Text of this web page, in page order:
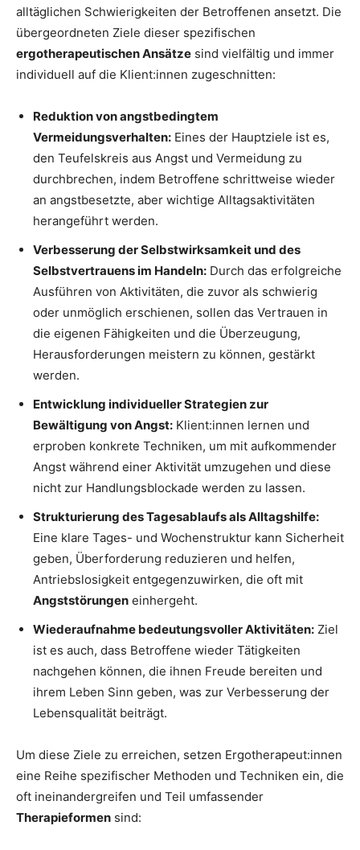
alltäglichen Schwierigkeiten der Betroffenen ansetzt. Die
übergeordneten Ziele dieser spezifischen
ergotherapeutischen Ansätze sind vielfältig und immer
individuell auf die Klient:innen zugeschnitten:
Reduktion von angstbedingtem
Vermeidungsverhalten: Eines der Hauptziele ist es,
den Teufelskreis aus Angst und Vermeidung zu
durchbrechen, indem Betroffene schrittweise wieder
an angstbesetzte, aber wichtige Alltagsaktivitäten
herangeführt werden.
Verbesserung der Selbstwirksamkeit und des
Selbstvertrauens im Handeln: Durch das erfolgreiche
Ausführen von Aktivitäten, die zuvor als schwierig
oder unmöglich erschienen, sollen das Vertrauen in
die eigenen Fähigkeiten und die Überzeugung,
Herausforderungen meistern zu können, gestärkt
werden.
Entwicklung individueller Strategien zur
Bewältigung von Angst: Klient:innen lernen und
erproben konkrete Techniken, um mit aufkommender
Angst während einer Aktivität umzugehen und diese
nicht zur Handlungsblockade werden zu lassen.
Strukturierung des Tagesablaufs als Alltagshilfe:
Eine klare Tages- und Wochenstruktur kann Sicherheit
geben, Überforderung reduzieren und helfen,
Antriebslosigkeit entgegenzuwirken, die oft mit
Angststörungen einhergeht.
Wiederaufnahme bedeutungsvoller Aktivitäten: Ziel
ist es auch, dass Betroffene wieder Tätigkeiten
nachgehen können, die ihnen Freude bereiten und
ihrem Leben Sinn geben, was zur Verbesserung der
Lebensqualität beiträgt.
Um diese Ziele zu erreichen, setzen Ergotherapeut:innen
eine Reihe spezifischer Methoden und Techniken ein, die
oft ineinandergreifen und Teil umfassender
Therapieformen sind: